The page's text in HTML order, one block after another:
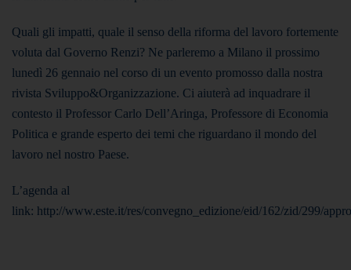
Quali gli impatti, quale il senso della riforma del lavoro fortemente
voluta dal Governo Renzi? Ne parleremo a Milano il prossimo
lunedì 26 gennaio nel corso di un evento promosso dalla nostra
rivista Sviluppo&Organizzazione. Ci aiuterà ad inquadrare il
contesto il Professor Carlo Dell’Aringa, Professore di Economia
Politica e grande esperto dei temi che riguardano il mondo del
lavoro nel nostro Paese.
L’agenda al
link: http://www.este.it/res/convegno_edizione/eid/162/zid/299/